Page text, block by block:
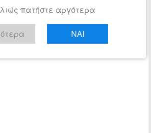
πατήστε αργότερα
ΝΑΙ